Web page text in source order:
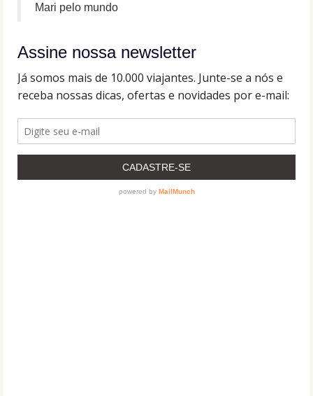
Mari pelo mundo
Assine nossa newsletter